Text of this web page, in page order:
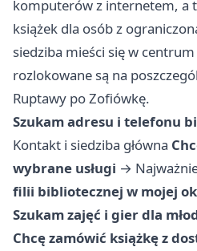
komputerów z internetem, a
książek dla osób z
siedziba mieści się w
rozlokowane są na
Ruptawy po Zofiówkę.
Szukam adresu i telefonu
Kontakt i siedziba główna
wybrane usługi →
filii bibliotecznej w mojej
Szukam zajęć i gier dla
Chcę zamówić książkę z